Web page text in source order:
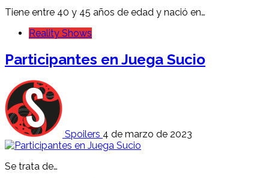
Tiene entre 40 y 45 años de edad y nació en…
Reality Shows
Participantes en Juega Sucio
Spoilers 4 de marzo de 2023
Se trata de…